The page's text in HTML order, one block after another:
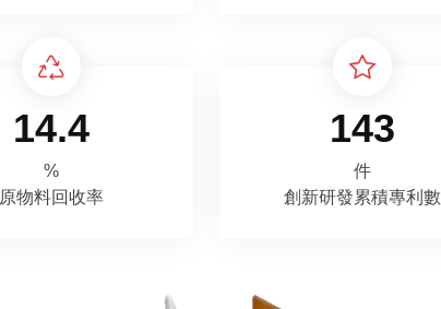
14.4
%
原物料回收率
143
件
創新研發累積專利數